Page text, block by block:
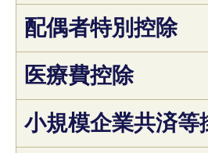
配偶者特別控除
医療費控除
小規模企業共済等